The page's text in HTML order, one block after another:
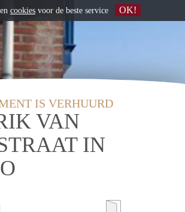
IS VERHUURD
VAN
IN
cookies voor de beste service OK!